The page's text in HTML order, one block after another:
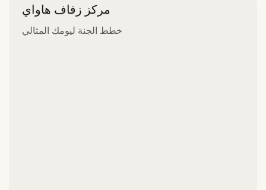
مركز زفاف هاواي
خطط الجنة ليومك المثالي